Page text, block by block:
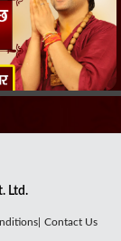
Ltd.
Contact Us